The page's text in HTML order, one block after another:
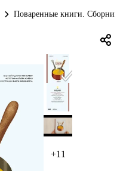
Поваренные книги.
+11